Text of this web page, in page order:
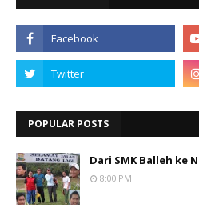
POPULAR POSTS
Dari SMK Balleh ke
8:00 PM